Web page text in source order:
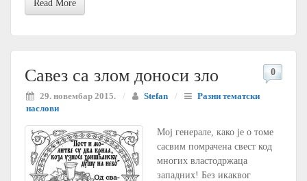
Read More
Савез са злом доноси зло
29. новембар 2015. / Stefan /
Разни тематски
наслови
0
Мој генерале, како је о томе
сасвим помрачена свест код
многих властодржаца
западних! Без икаквог